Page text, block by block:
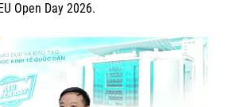
Open Day 2026.